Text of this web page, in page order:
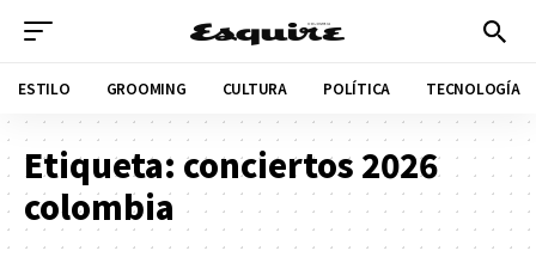
ESTILO GROOMING CULTURA POLÍTICA TECNOLOGÍA
Etiqueta: conciertos 2026
colombia